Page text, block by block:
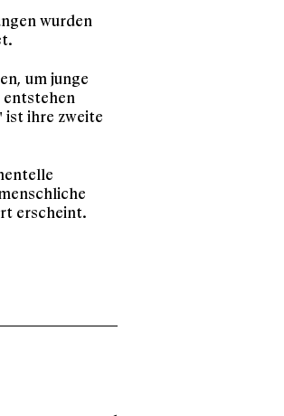
wurden
um junge
entstehen
ist ihre zweite
erscheint.